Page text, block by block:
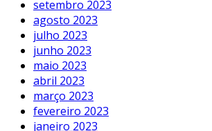
setembro 2023
agosto 2023
julho 2023
junho 2023
maio 2023
abril 2023
março 2023
fevereiro 2023
janeiro 2023